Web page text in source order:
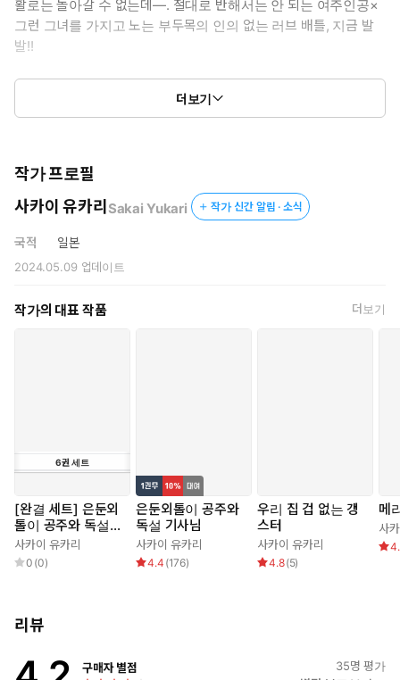
활로는 돌아갈 수 없는데―. 절대로 반해서는 안 되는 여주인공×
그런 그녀를 가지고 노는 부두목의 인의 없는 러브 배틀, 지금 발
발!!
UCHI NO FUTEKI NA GANGSTERⓒYukari Sakai
더보기
작가 프로필
사카이 유카리 Sakai Yukari 작가 신간 알림 · 소식
국적 일본
2024.05.09 업데이트
작가의 대표 작품 더보기
6권 세트
[완결 세트] 은둔외
톨이 공주와 독설
기사님
사카이 유카리
0 (0)
은둔외톨이 공주와
독설 기사님
사카이 유카리
4.4 (176)
우리 집 겁 없는 갱
스터
사카이 유카리
4.8(5)
메
사
리뷰
구매자 별점 35명 평가